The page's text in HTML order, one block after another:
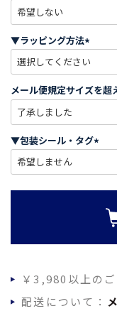
必
)
▼ラッピング方法
必
須
)
メール便規定サイズを超
▼包装シール・タグ
必
￥3,980以上の
配送について：